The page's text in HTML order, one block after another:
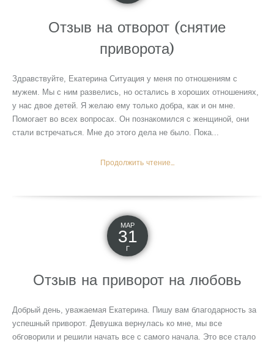
Отзыв на отворот (снятие
приворота)
Здравствуйте, Екатерина Ситуация у меня по отношениям с
мужем. Мы с ним развелись, но остались в хороших отношениях,
у нас двое детей. Я желаю ему только добра, как и он мне.
Помогает во всех вопросах. Он познакомился с женщиной, они
стали встречаться. Мне до этого дела не было. Пока...
Продолжить чтение...
МАР
31
Г
Отзыв на приворот на любовь
Добрый день, уважаемая Екатерина. Пишу вам благодарность за
успешный приворот. Девушка вернулась ко мне, мы все
обговорили и решили начать все с самого начала. Это все стало